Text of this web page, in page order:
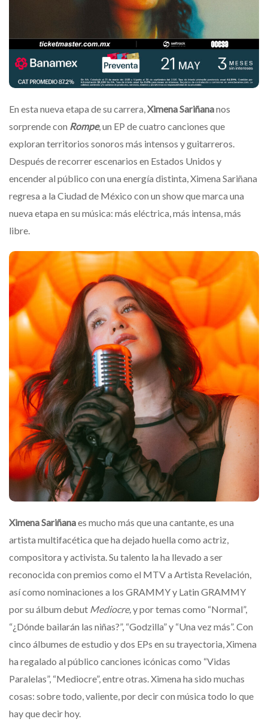
En esta nueva etapa de su carrera,Ximena Sariñananos
sorprende con Rompe, un EP de cuatro canciones que
exploran territorios sonoros más intensos y guitarreros.
Después de recorrer escenarios en Estados Unidos y
encender al público con una energía distinta, Ximena Sariñana
regresa a la Ciudad de México con un show que marca una
nueva etapa en su música: más eléctrica, más intensa, más
libre.
Ximena Sariñanaes mucho más que una cantante, es una
artista multifacética que ha dejado huella como actriz,
compositora y activista. Su talento la ha llevado a ser
reconocida con premios como el MTV a Artista Revelación,
así como nominaciones a los GRAMMY y Latin GRAMMY
por su álbum debut Mediocre,y por temas como “Normal”,
“¿Dónde bailarán las niñas?”, “Godzilla” y “Una vez más”. Con
cinco álbumes de estudio y dos EPs en su trayectoria, Ximena
ha regalado al público canciones icónicas como “Vidas
Paralelas”, “Mediocre”, entre otras. Ximena ha sido muchas
cosas: sobre todo, valiente, por decir con música todo lo que
hay que decir hoy.